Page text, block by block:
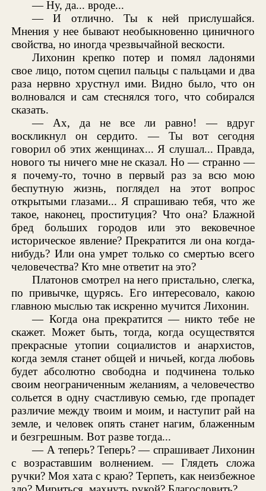
— Ну, да... вроде...
— И отлично. Ты к ней прислушайся.
Мнения у нее бывают необыкновенно циничного
свойства, но иногда чрезвычайной вескости.
Лихонин крепко потер и помял ладонями
свое лицо, потом сцепил пальцы с пальцами и два
раза нервно хрустнул ими. Видно было, что он
волновался и сам стеснялся того, что собирался
сказать.
— Ах, да не все ли равно! — вдруг
воскликнул он сердито. — Ты вот сегодня
говорил об этих женщинах... Я слушал... Правда,
нового ты ничего мне не сказал. Но — странно —
я почему-то, точно в первый раз за всю мою
беспутную жизнь, поглядел на этот вопрос
открытыми глазами... Я спрашиваю тебя, что же
такое, наконец, проституция? Что она? Блажной
бред больших городов или это вековечное
историческое явление? Прекратится ли она когда-
нибудь? Или она умрет только со смертью всего
человечества? Кто мне ответит на это?
Платонов смотрел на него пристально, слегка,
по привычке, щурясь. Его интересовало, какою
главною мыслью так искренно мучится Лихонин.
— Когда она прекратится — никто тебе не
скажет. Может быть, тогда, когда осуществятся
прекрасные утопии социалистов и анархистов,
когда земля станет общей и ничьей, когда любовь
будет абсолютно свободна и подчинена только
своим неограниченным желаниям, а человечество
сольется в одну счастливую семью, где пропадет
различие между твоим и моим, и наступит рай на
земле, и человек опять станет нагим, блаженным
и безгрешным. Вот разве тогда...
— А теперь? Теперь? — спрашивает Лихонин
с возраставшим волнением. — Глядеть сложа
ручки? Моя хата с краю? Терпеть, как неизбежное